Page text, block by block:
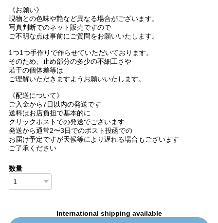
《お願い》
現物との色味や艶など異なる場合がございます。
写真判断でのネット販売ですので
ご不明な点は事前にご質問をお願いいたします。
1つ1つ手作りで作らせていただいております。
そのため、止め部分の多少の不細工さや
若干の個体差等は
ご理解いただきますようお願いいたします。
《配送について》
ご入金から7日以内の発送です
送料はお店負担で基本的に
クリックポストでの発送でございます
発送から通常2〜3日でのポスト投函での
お届け予定ですが天候等により遅れる場合もございます
ご了承ください
数量
International shipping available